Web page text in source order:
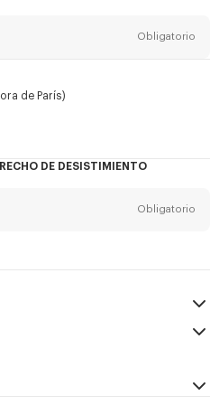
Obligatorio
los productos, servicios y
personalizados, especialmente en
de París)
DE DESISTIMIENTO
Obligatorio